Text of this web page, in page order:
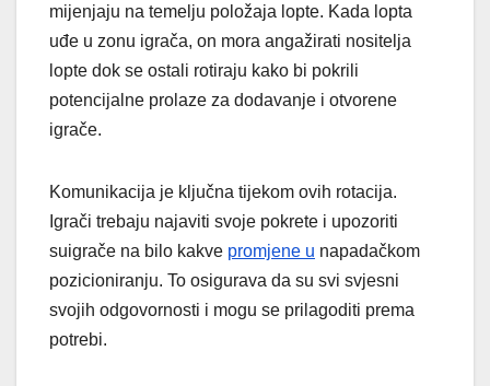
mijenjaju na temelju položaja lopte. Kada lopta
uđe u zonu igrača, on mora angažirati nositelja
lopte dok se ostali rotiraju kako bi pokrili
potencijalne prolaze za dodavanje i otvorene
igrače.
Komunikacija je ključna tijekom ovih rotacija.
Igrači trebaju najaviti svoje pokrete i upozoriti
suigrače na bilo kakve promjene u napadačkom
pozicioniranju. To osigurava da su svi svjesni
svojih odgovornosti i mogu se prilagoditi prema
potrebi.